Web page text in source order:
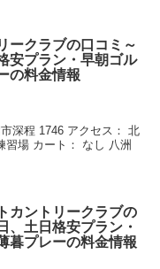
ークラブの口コミ～
安プラン・早朝ゴル
の料金情報
深程 1746 アクセス： 北
習場 カート： なし 八洲
カントリークラブの
、土日格安プラン・
暮プレーの料金情報